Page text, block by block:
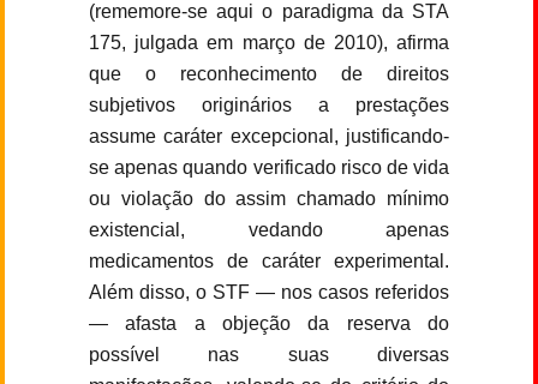
(rememore-se aqui o paradigma da STA
175, julgada em março de 2010), afirma
que o reconhecimento de direitos
subjetivos originários a prestações
assume caráter excepcional, justificando-
se apenas quando verificado risco de vida
ou violação do assim chamado mínimo
existencial, vedando apenas
medicamentos de caráter experimental.
Além disso, o STF — nos casos referidos
— afasta a objeção da reserva do
possível nas suas diversas